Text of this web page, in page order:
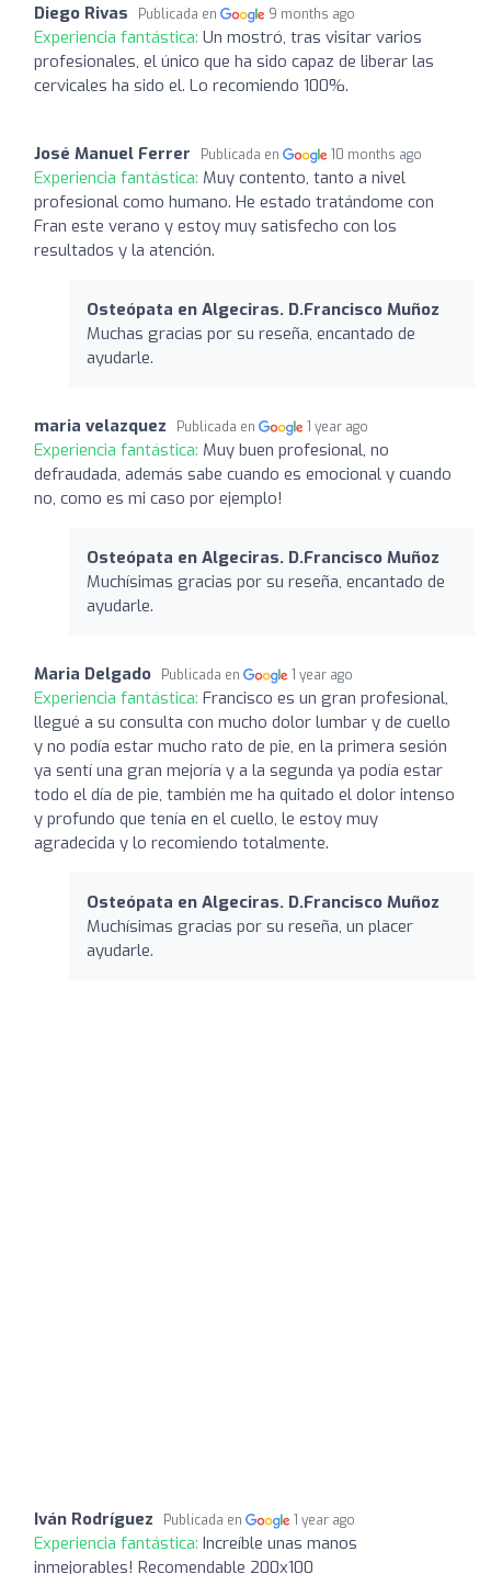
Diego Rivas Publicada en 9 months ago
Experiencia fantástica: Un mostró, tras visitar varios
profesionales, el único que ha sido capaz de liberar las
cervicales ha sido el. Lo recomiendo 100%.
José Manuel Ferrer Publicada en 10 months ago
Experiencia fantástica: Muy contento, tanto a nivel
profesional como humano. He estado tratándome con
Fran este verano y estoy muy satisfecho con los
resultados y la atención.
Osteópata en Algeciras. D.Francisco Muñoz
Muchas gracias por su reseña, encantado de
ayudarle.
maria velazquez Publicada en 1 year ago
Experiencia fantástica: Muy buen profesional, no
defraudada, además sabe cuando es emocional y cuando
no, como es mi caso por ejemplo!
Osteópata en Algeciras. D.Francisco Muñoz
Muchísimas gracias por su reseña, encantado de
ayudarle.
Maria Delgado Publicada en 1 year ago
Experiencia fantástica: Francisco es un gran profesional,
llegué a su consulta con mucho dolor lumbar y de cuello
y no podía estar mucho rato de pie, en la primera sesión
ya sentí una gran mejoría y a la segunda ya podía estar
todo el día de pie, también me ha quitado el dolor intenso
y profundo que tenía en el cuello, le estoy muy
agradecida y lo recomiendo totalmente.
Osteópata en Algeciras. D.Francisco Muñoz
Muchísimas gracias por su reseña, un placer
ayudarle.
Iván Rodríguez Publicada en 1 year ago
Experiencia fantástica: Increíble unas manos
inmejorables! Recomendable 200x100